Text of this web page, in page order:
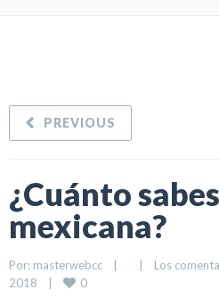
PREVIOUS
¿Cuánto
mexicana?
Por: masterwebcc Los
2018
0